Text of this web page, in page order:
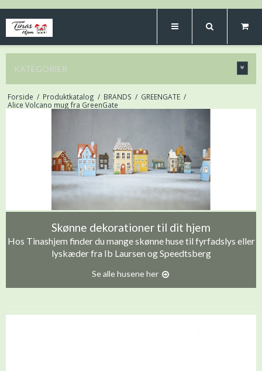
KATEGORIER
Forside / Produktkatalog / BRANDS / GREENGATE /
Alice Volcano mug fra GreenGate
Skønne dekorationer til dit hjem
Hos Tinashjem finder du mange skønne huse til fyrfadslys eller
lyskæder fra Ib Laursen og Speedtsberg
Se alle husene her